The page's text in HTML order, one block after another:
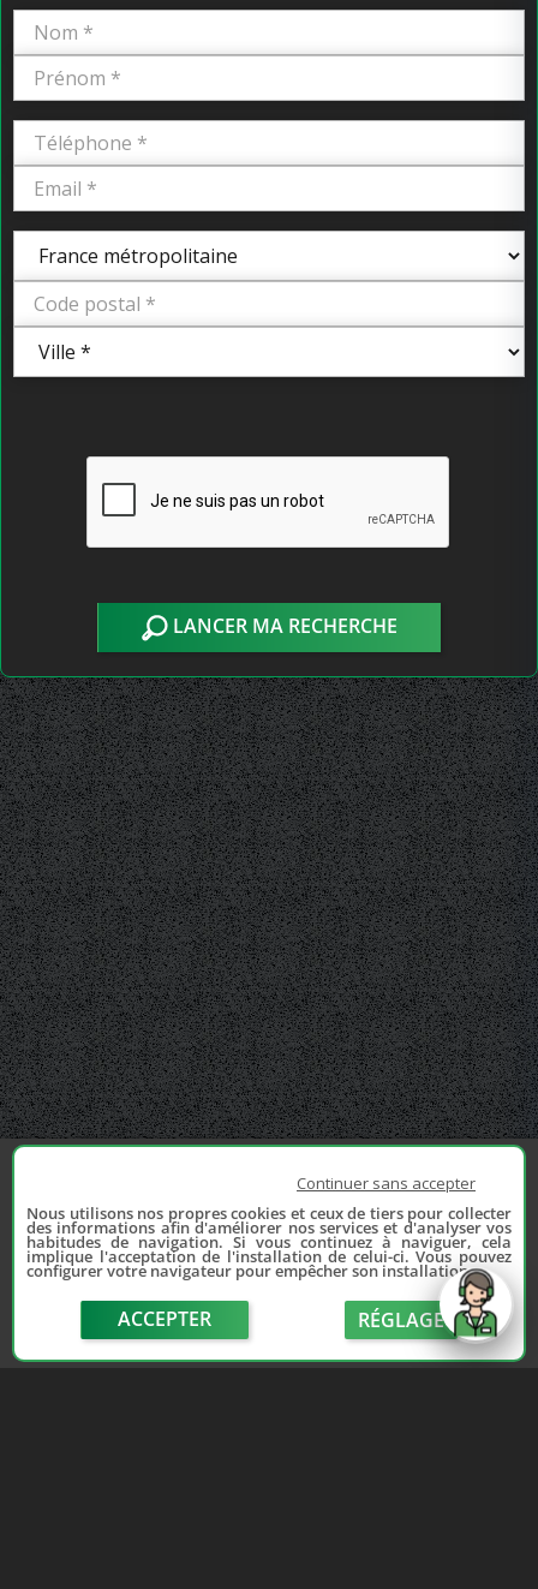
LANCER MA RECHERCHE
Continuer sans accepter
Nous utilisons nos propres cookies et ceux de tiers pour collecter
des informations afin d'améliorer nos services et d'analyser vos
habitudes de navigation. Si vous continuez à naviguer, cela
implique l'acceptation de l'installation de celui-ci. Vous pouvez
configurer votre navigateur pour empêcher son installation.
ACCEPTER RÉGLAGE